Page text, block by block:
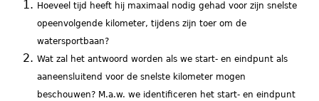
Hoeveel tijd heeft hij maximaal nodig gehad voor zijn snelste
opeenvolgende kilometer, tijdens zijn toer om de
watersportbaan?
Wat zal het antwoord worden als we start- en eindpunt als
aaneensluitend voor de snelste kilometer mogen
beschouwen? M.a.w. we identificeren het start- en eindpunt